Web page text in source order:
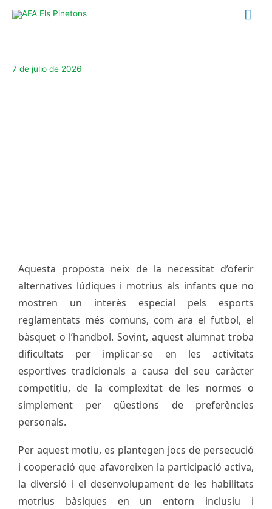
7 de julio de 2026
Aquesta proposta neix de la necessitat d’oferir
alternatives lúdiques i motrius als infants que no
mostren un interès especial pels esports
reglamentats més comuns, com ara el futbol, el
bàsquet o l’handbol. Sovint, aquest alumnat troba
dificultats per implicar-se en les activitats
esportives tradicionals a causa del seu caràcter
competitiu, de la complexitat de les normes o
simplement per qüestions de preferències
personals.
Per aquest motiu, es plantegen jocs de persecució
i cooperació que afavoreixen la participació activa,
la diversió i el desenvolupament de les habilitats
motrius bàsiques en un entorn inclusiu i